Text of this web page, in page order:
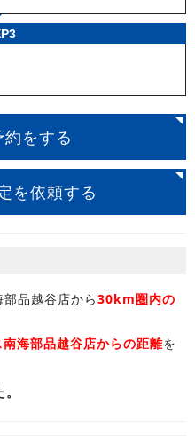
をする
を依頼する
品越谷店から30km圏内の
南海部品越谷店からの距離を